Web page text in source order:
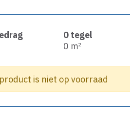
0 tegel
0 m²
is niet op voorraad